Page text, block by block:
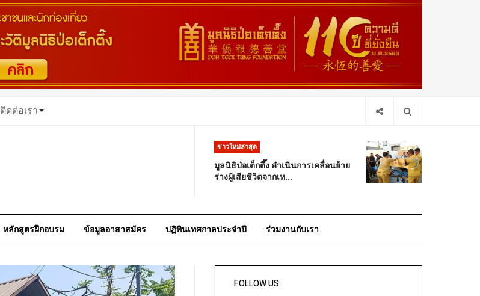
ติดต่อเรา
ข่าวใหม่ล่าสุด
มูลนิธิป่อเต็กตึ๊ง ดำเนินการเคลื่อนย้าย
ร่างผู้เสียชีวิตจากเห...
หลักสูตรฝึกอบรม ข้อมูลอาสาสมัคร ปฏิทินเทศกาลประจำปี ร่วมงานกับเรา
FOLLOW US